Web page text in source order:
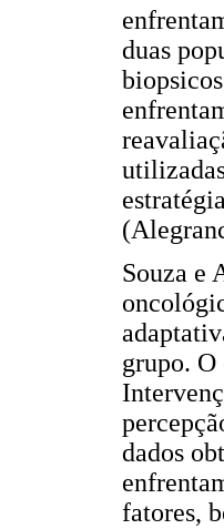
duas
Souza e
grupo. O
dados
fatores,